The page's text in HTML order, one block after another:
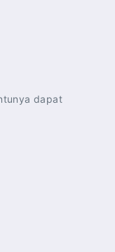
dapat